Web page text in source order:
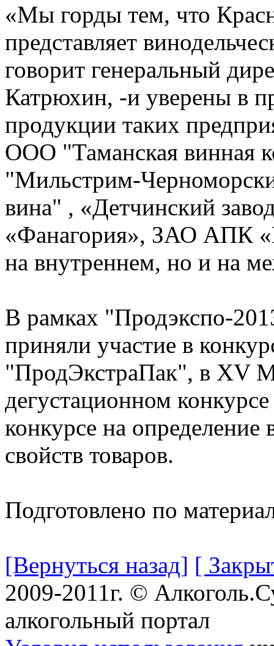
«Мы горды тем, что
представляет
говорит генеральный
Катрюхин, -и уверены в
продукции таких
ООО "Таманская
"Мильстрим-
вина" , «Детчинский
«Фанагория», ЗАО АПК
на внутреннем, но и на
В рамках "Продэкспо-
приняли участие в
"ПродЭкстраПак", в XV
дегустационном
конкурсе на определение
свойств товаров.
Подготовлено по
[Вернуться назад] [
2009-2011г. ©
алкогольный портал